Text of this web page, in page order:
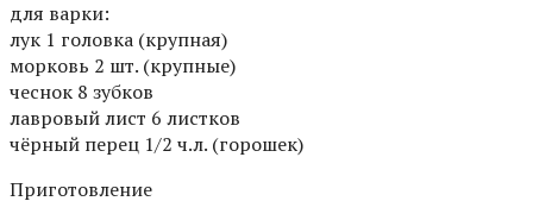
для варки:
лук 1 головка (крупная)
морковь 2 шт. (крупные)
чеснок 8 зубков
лавровый лист 6 листков
чёрный перец 1/2 ч.л. (горошек)
Приготовление